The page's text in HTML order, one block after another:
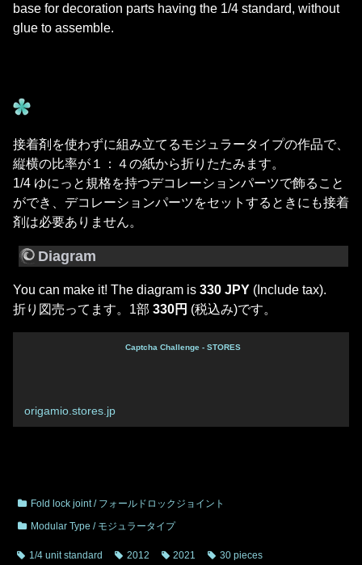
base for decoration parts having the 1/4 standard, without
glue to assemble.
接着剤を使わずに組み立てるモジュラータイプの作品で、
縦横の比率が１：４の紙から折りたたみます。
1/4 ゆにっと規格を持つデコレーションパーツで飾ること
ができ、デコレーションパーツをセットするときにも接着
剤は必要ありません。
Diagram
You can make it! The diagram is 330 JPY (Include tax).
折り図売ってます。1部 330円 (税込み)です。
Captcha Challenge - STORES
origamio.stores.jp
Fold lock joint / フォールドロックジョイント
Modular Type / モジュラータイプ
1/4 unit standard 2012 2021 30 pieces